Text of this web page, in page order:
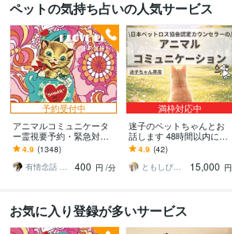
ペットの気持ち占いの人気サービス
予約受付中
アニマルコミュニケータ
ー霊視要予約・緊急対応
します ペットロスの魂を
深掘りし時空を超え生ま
れ変わり…響き伝えます
4.9 (1348)
有情念話 ねるふ ﾋﾋﾞｷﾏﾉｽﾍﾞｼ
400 円 /分
満枠対応中
迷子のペットちゃんとお
話します 48時間以内にご
報告｜うちの子の“いま”を
知りたい方へ
4.9 (42)
ともしび（日本ペットロス協会正会員）
15,000 円
お気に入り登録が多いサービス